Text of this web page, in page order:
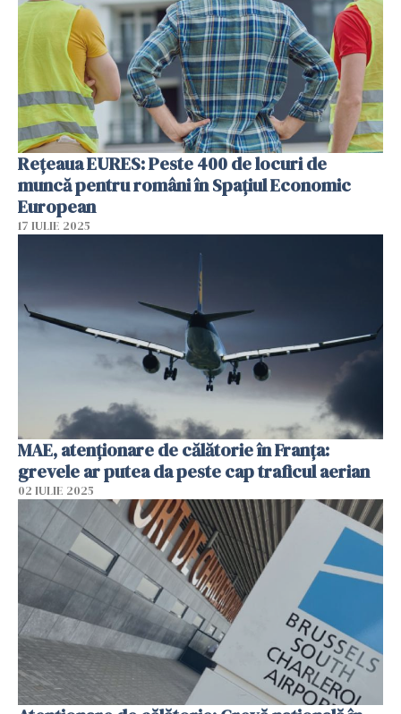
Rețeaua EURES: Peste 400 de locuri de
muncă pentru români în Spațiul Economic
European
17 IULIE 2025
MAE, atenţionare de călătorie în Franţa:
grevele ar putea da peste cap traficul aerian
02 IULIE 2025